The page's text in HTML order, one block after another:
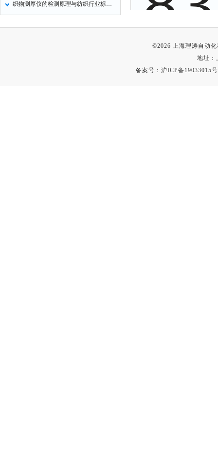
织物测厚仪的检测原理与纺织行业标准化应用
©2026 上海理涛自动
地址：
备案号： 沪ICP备19033015